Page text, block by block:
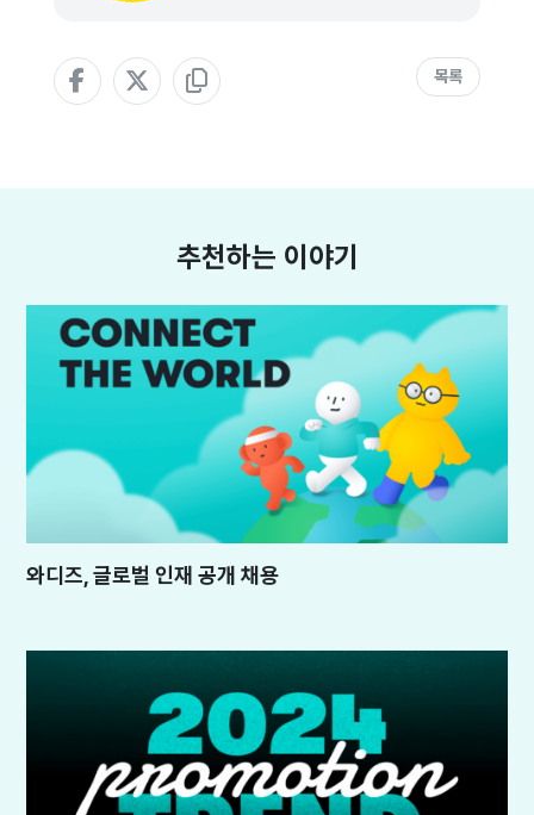
목록
추천하는 이야기
와디즈, 글로벌 인재 공개 채용